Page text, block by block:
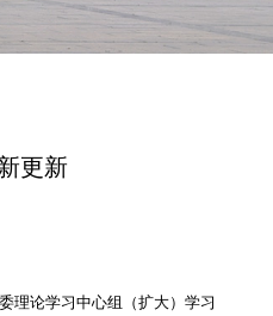
更新
理论学习中心组（扩大）学习